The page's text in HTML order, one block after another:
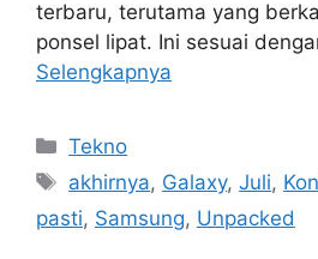
terbaru, terutama yang
ponsel lipat. Ini sesuai
Selengkapnya
Kategori
Tekno
Tag
akhirnya, Galaxy,Juli,
pasti, Samsung, Unpacked